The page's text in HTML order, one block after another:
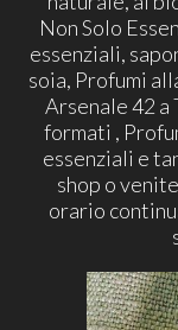
Non Solo
essenziali,
soia, Profumi
Arsenale 42 a
formati ,
essenziali e
shop o
orario